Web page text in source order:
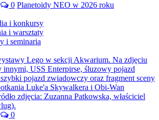
0 Planetoidy NEO w 2026 roku
i konkursy
i warsztaty
i seminaria
0